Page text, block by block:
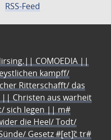
RSS-Feed
COMOEDIA ||
kampff/
Ritterschafft/ das
|| Christen aus warheit
sich legen || m#
die Heel/ Todt/
Gesetz #[et]c̃ tr#